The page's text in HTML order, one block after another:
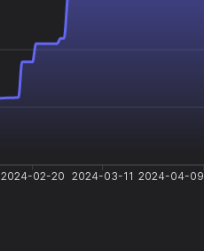
2024-02-20 2024-03-11 2024-04-09